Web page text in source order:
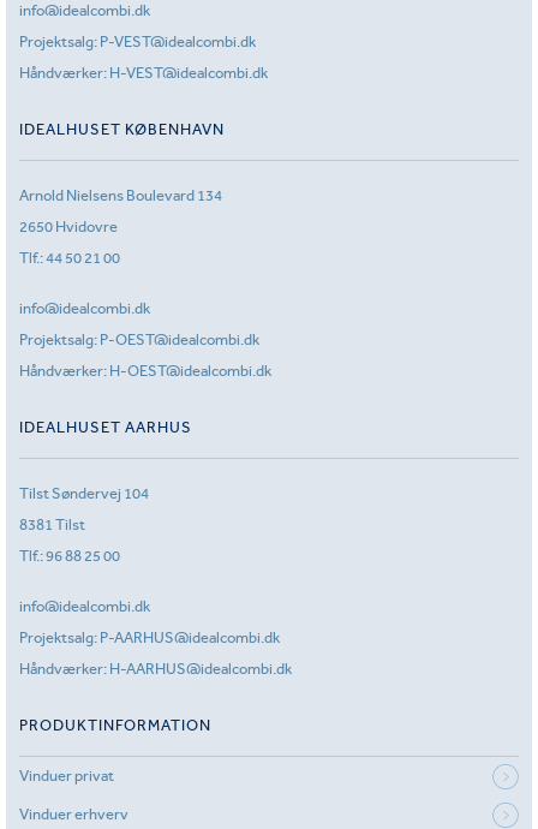
info@idealcombi.dk
Projektsalg: P-VEST@idealcombi.dk
Håndværker: H-VEST@idealcombi.dk
IDEALHUSET KØBENHAVN
Arnold Nielsens Boulevard 134
2650 Hvidovre
Tlf.:44 50 21 00
info@idealcombi.dk
Projektsalg: P-OEST@idealcombi.dk
Håndværker: H-OEST@idealcombi.dk
IDEALHUSET AARHUS
Tilst Søndervej 104
8381 Tilst
Tlf.:96 88 25 00
info@idealcombi.dk
Projektsalg: P-AARHUS@idealcombi.dk
Håndværker: H-AARHUS@idealcombi.dk
PRODUKTINFORMATION
Vinduer privat
Vinduer erhverv